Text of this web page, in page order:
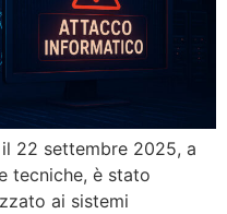
22 settembre 2025, a
tecniche, è stato
ai sistemi